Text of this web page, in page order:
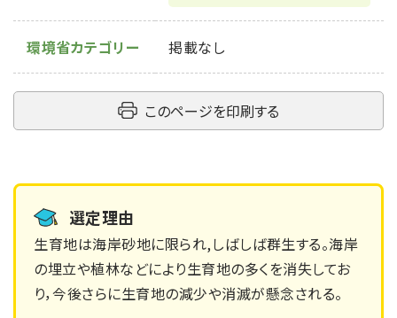
環境省カテゴリー 掲載なし
このページを印刷する
選定理由
生育地は海岸砂地に限られ,しばしば群生する。海岸
の埋立や植林などにより生育地の多くを消失してお
り，今後さらに生育地の減少や消滅が懸念される。